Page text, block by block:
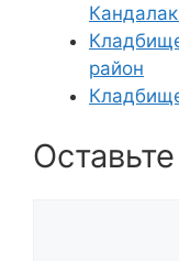
район